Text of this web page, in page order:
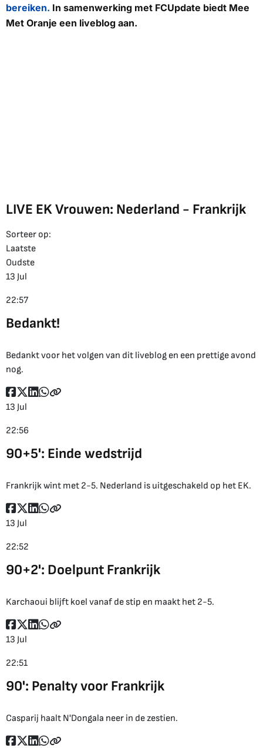
bereiken. In samenwerking met FCUpdate biedt Mee
Met Oranje een liveblog aan.
LIVE EK Vrouwen: Nederland - Frankrijk
Sorteer op:
Laatste
Oudste
13 Jul
22:57
Bedankt!
Bedankt voor het volgen van dit liveblog en een prettige avond
nog.
13 Jul
22:56
90+5': Einde wedstrijd
Frankrijk wint met 2-5. Nederland is uitgeschakeld op het EK.
13 Jul
22:52
90+2': Doelpunt Frankrijk
Karchaoui blijft koel vanaf de stip en maakt het 2-5.
13 Jul
22:51
90': Penalty voor Frankrijk
Casparij haalt N'Dongala neer in de zestien.